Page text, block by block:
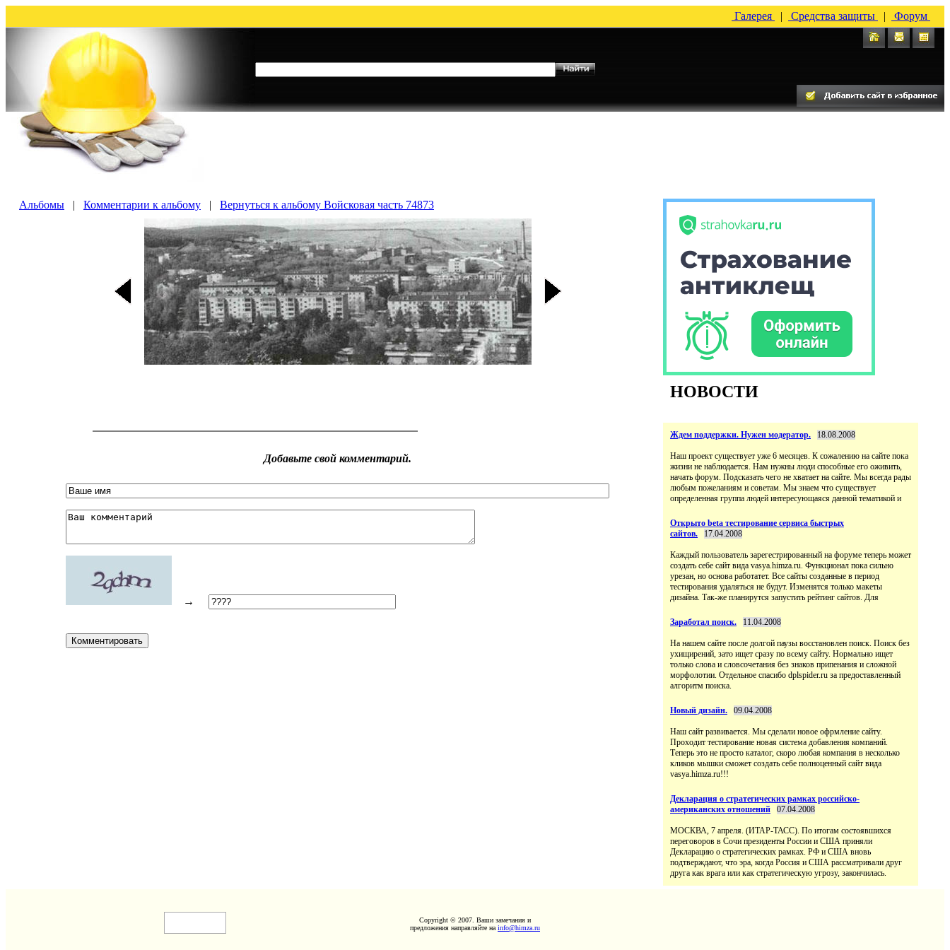
Галерея | Средства защиты | Форум
Альбомы | Комментарии к альбому | Вернуться к альбому Войсковая часть 74873
Добавьте свой комментарий.
→
НОВОСТИ
Ждем поддержки. Нужен модератор. 18.08.2008
Наш проект существует уже 6 месяцев. К сожалению на сайте пока
жизни не наблюдается. Нам нужны люди способные его оживить,
начать форум. Подсказать чего не хватает на сайте. Мы всегда рады
любым пожеланиям и советам. Мы знаем что существует
определенная группа людей интересующаяся данной тематикой и
Открыто beta тестирование сервиса быстрых
сайтов.
17.04.2008
Каждый пользователь зарегестрированный на форуме теперь может
создать себе сайт вида vasya.himza.ru. Функционал пока сильно
урезан, но основа работатет. Все сайты созданные в период
тестирования удаляться не будут. Изменятся только макеты
дизайна. Так-же планирутся запустить рейтинг сайтов. Для
Заработал поиск. 11.04.2008
На нашем сайте после долгой паузы восстановлен поиск. Поиск без
ухищирений, зато ищет сразу по всему сайту. Нормально ищет
только слова и словсочетания без знаков припенания и сложной
морфолотии. Отдельное спасибо dplspider.ru за предоставленный
алгоритм поиска.
Новый дизайн. 09.04.2008
Наш сайт развивается. Мы сделали новое офрмление сайту.
Проходит тестирование новая система добавления компаний.
Теперь это не просто каталог, скоро любая компания в несколько
кликов мышки сможет создать себе полноценный сайт вида
vasya.himza.ru!!!
Декларация о стратегических рамках российско-
американских отношений
07.04.2008
МОСКВА, 7 апреля. (ИТАР-ТАСС). По итогам состоявшихся
переговоров в Сочи президенты России и США приняли
Декларацию о стратегических рамках. РФ и США вновь
подтверждают, что эра, когда Россия и США рассматривали друг
друга как врага или как стратегическую угрозу, закончилась.
Copyright © 2007. Ваши замечания и
предложения направляйте на info@himza.ru